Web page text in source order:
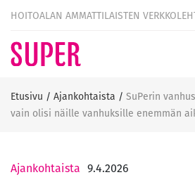
HOITOALAN AMMATTILAISTEN
Etusivu / Ajankohtaista / SuPerin
vain olisi näille vanhuksille enemmän
Ajankohtaista 9.4.2026